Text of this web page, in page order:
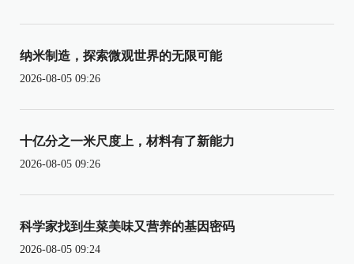
纳米制造，探索微观世界的无限可能
2026-08-05 09:26
十亿分之一米尺度上，材料有了新能力
2026-08-05 09:26
科学家找到生菜美味又营养的基因密码
2026-08-05 09:24